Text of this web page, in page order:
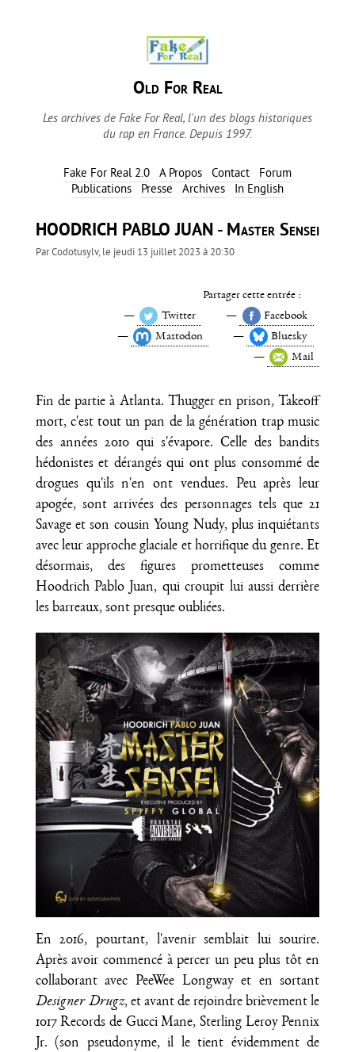
Old For Real
Les archives de Fake For Real, l'un des blogs historiques
du rap en France. Depuis 1997.
Fake For Real 2.0 A Propos Contact
Forum
Publications
Presse Archives In English
HOODRICH PABLO JUAN - Master Sensei
ParCodotusylv, le jeudi 13 juillet 2023 à 20:30
Partager cette entrée :
Twitter
Facebook
Mastodon
Bluesky
Mail
Fin de partie à Atlanta. Thugger en prison, Takeoff
mort, c'est tout un pan de la génération trap music
des années 2010 qui s'évapore. Celle des bandits
hédonistes et dérangés qui ont plus consommé de
drogues qu'ils n'en ont vendues. Peu après leur
apogée, sont arrivées des personnages tels que 21
Savage et son cousin Young Nudy, plus inquiétants
avec leur approche glaciale et horrifique du genre. Et
désormais, des figures prometteuses comme
Hoodrich Pablo Juan, qui croupit lui aussi derrière
les barreaux, sont presque oubliées.
En 2016, pourtant, l'avenir semblait lui sourire.
Après avoir commencé à percer un peu plus tôt en
collaborant avec PeeWee Longway et en sortant
Designer Drugz, et avant de rejoindre brièvement le
1017 Records de Gucci Mane, Sterling Leroy Pennix
Jr. (son pseudonyme, il le tient évidemment de